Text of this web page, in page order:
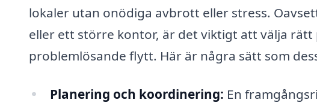
lokaler utan onödiga avbrott eller stress.
eller ett större kontor, är det viktigt att välja
problemlösande flytt. Här är några sätt som
Planering och koordinering: En